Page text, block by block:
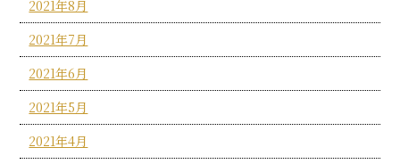
2021年8月
2021年7月
2021年6月
2021年5月
2021年4月